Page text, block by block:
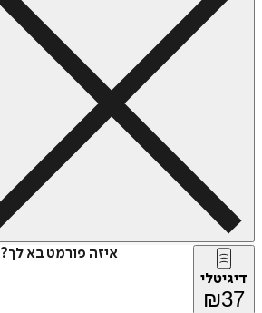
איזה פורמט בא לך?
דיגיטלי
₪37